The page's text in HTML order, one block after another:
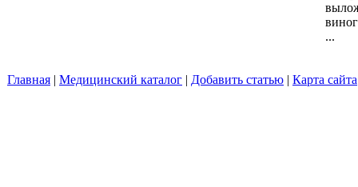
...
Главная | Медицинский каталог | Добавить статью | Карта сайта